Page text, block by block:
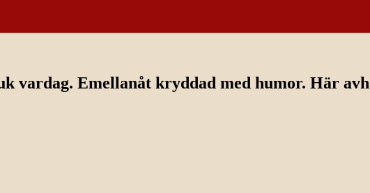
vardag. Emellanåt kryddad med humor. Här